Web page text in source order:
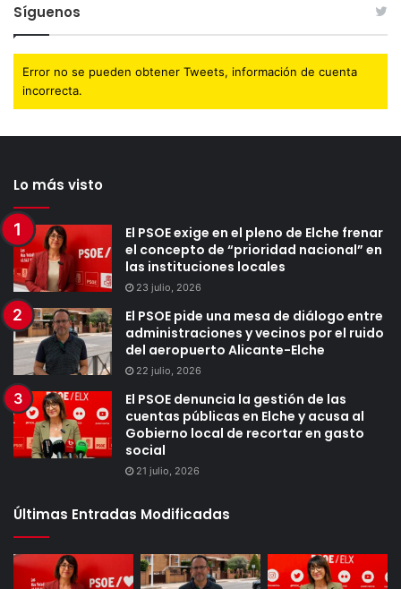
Síguenos
Error no se pueden obtener Tweets, información de cuenta
incorrecta.
Lo más visto
El PSOE exige en el pleno de Elche frenar
el concepto de “prioridad nacional” en
las instituciones locales
23 julio, 2026
El PSOE pide una mesa de diálogo entre
administraciones y vecinos por el ruido
del aeropuerto Alicante-Elche
22 julio, 2026
El PSOE denuncia la gestión de las
cuentas públicas en Elche y acusa al
Gobierno local de recortar en gasto
social
21 julio, 2026
Últimas Entradas Modificadas